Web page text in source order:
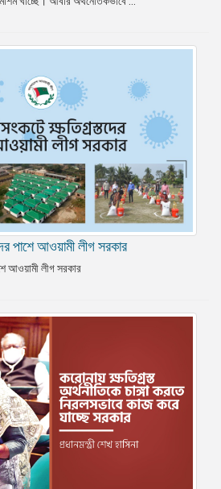
পাশে আওয়ামী লীগ সরকার
আওয়ামী লীগ সরকার